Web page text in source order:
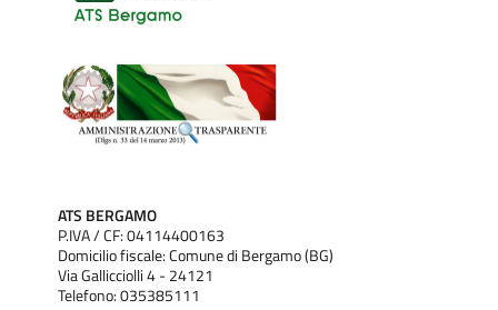
ATS BERGAMO
P.IVA / CF: 04114400163
Domicilio fiscale: Comune di Bergamo (BG)
Via Gallicciolli 4 - 24121
Telefono: 035385111